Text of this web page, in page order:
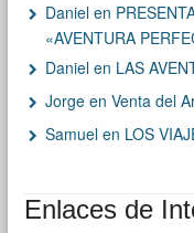
Daniel en
«AVENTURA
Daniel en LAS
Jorge enVenta del
Samuel en LOS
Enlaces de